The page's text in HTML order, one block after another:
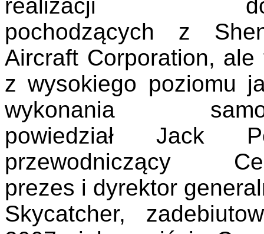
realizacji
pochodzących z
Aircraft Corporation, ale
z wysokiego poziomu
wykonania
powiedział Jack
przewodniczący
prezes i dyrektor
Skycatcher,